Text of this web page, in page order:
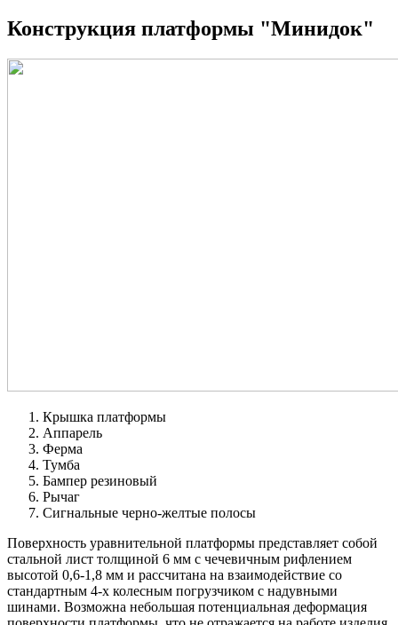
Конструкция платформы "Минидок"
Крышка платформы
Аппарель
Ферма
Тумба
Бампер резиновый
Рычаг
Сигнальные черно-желтые полосы
Поверхность уравнительной платформы представляет собой
стальной лист толщиной 6 мм с чечевичным рифлением
высотой 0,6-1,8 мм и рассчитана на взаимодействие со
стандартным 4-х колесным погрузчиком с надувными
шинами. Возможна небольшая потенциальная деформация